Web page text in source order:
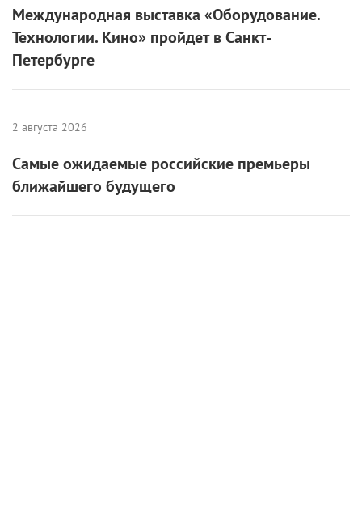
Международная выставка «Оборудование.
Технологии. Кино» пройдет в Санкт-
Петербурге
2 августа 2026
Самые ожидаемые российские премьеры
ближайшего будущего